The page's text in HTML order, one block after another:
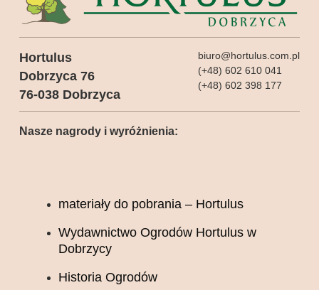
Hortulus
Dobrzyca 76
76-038 Dobrzyca
biuro@hortulus.com.pl
(+48) 602 610 041
(+48) 602 398 177
Nasze nagrody i wyróżnienia:
materiały do pobrania – Hortulus
Wydawnictwo Ogrodów Hortulus w
Dobrzycy
Historia Ogrodów